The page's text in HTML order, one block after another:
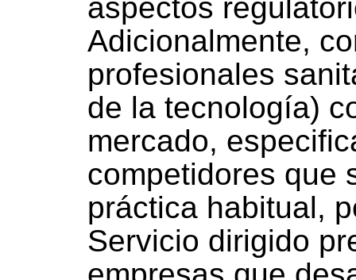
aspectos
Adicionalmente,
profesionales
de la tecnología)
mercado,
competidores que
práctica habitual,
Servicio dirigido